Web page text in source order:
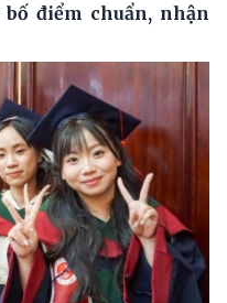
điểm chuẩn, nhận